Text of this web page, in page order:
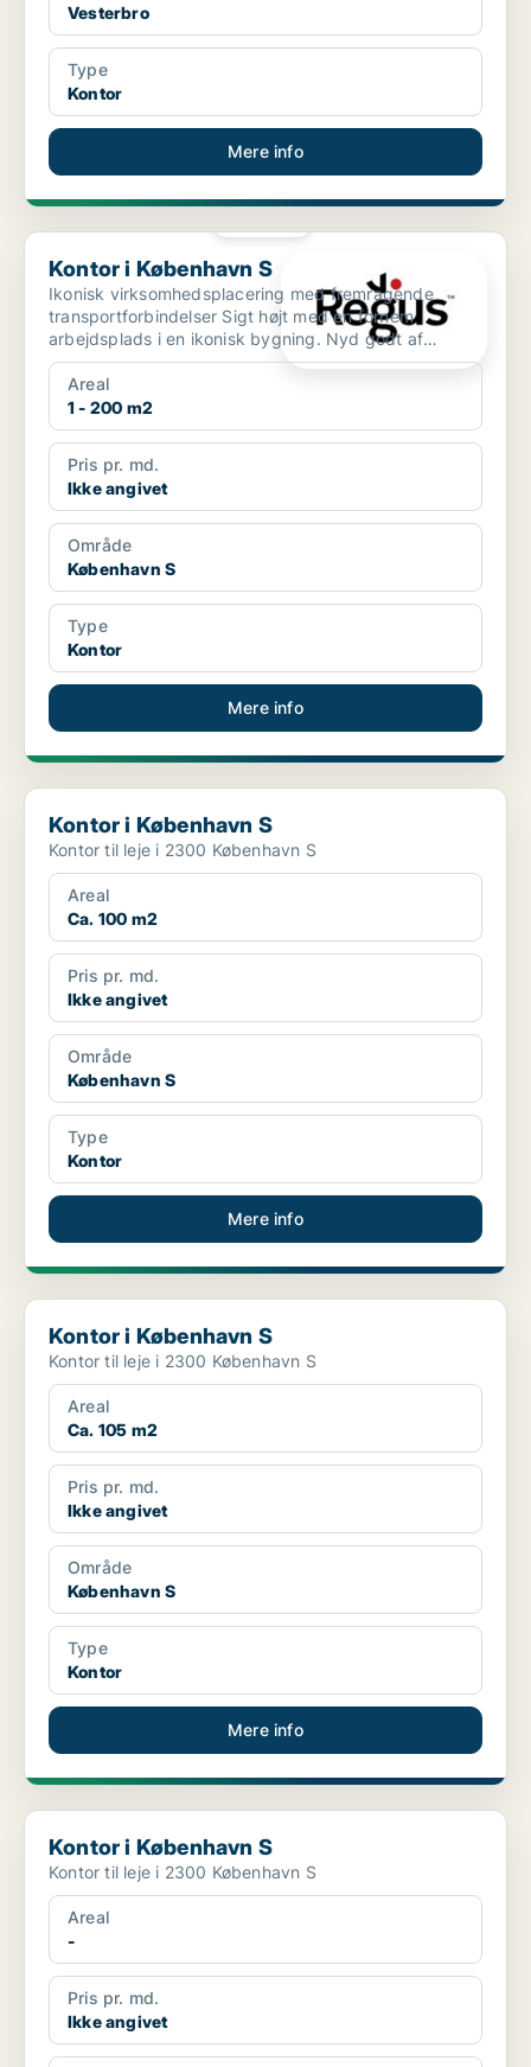
Vesterbro
Type
Kontor
Mere info
Kontor i København S
Kontor i København S
Ikonisk virksomhedsplacering med fremragende
transportforbindelser Sigt højt med en fornem
arbejdsplads i en ikonisk bygning. Nyd godt af
Ørestads beliggenh...
Areal
1 - 200 m2
Pris pr. md.
Ikke angivet
Område
København S
Type
Kontor
Mere info
Kontor i København S
Kontor i København S
Kontor til leje i 2300 København S
Areal
Ca. 100 m2
Pris pr. md.
Ikke angivet
Område
København S
Type
Kontor
Mere info
Kontor i København S
Kontor i København S
Kontor til leje i 2300 København S
Areal
Ca. 105 m2
Pris pr. md.
Ikke angivet
Område
København S
Type
Kontor
Mere info
Kontor i København S
Kontor i København S
Kontor til leje i 2300 København S
Areal
-
Pris pr. md.
Ikke angivet